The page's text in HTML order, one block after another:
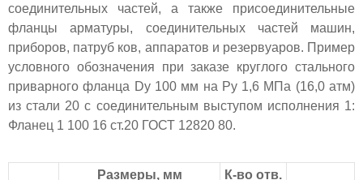
соединительных частей, а также присоединительные
фланцы арматуры, соединительных частей машин,
приборов, патруб ков, аппаратов и резервуаров. Пример
условного обозначения при заказе круглого стального
приварного фланца Dу 100 мм на Ру 1,6 МПа (16,0 атм)
из стали 20 с соединительным выступом исполнения 1:
Фланец 1 100 16 ст.20 ГОСТ 12820 80.
Размеры, мм К-во отв.